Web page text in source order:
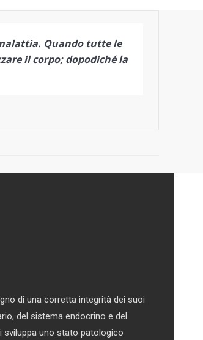
Quando tutte le
il corpo; dopodiché la
di una corretta integrità dei suoi
del sistema endocrino e del
sviluppa uno stato patologico